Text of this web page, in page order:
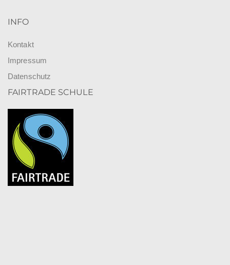
INFO
Kontakt
Impressum
Datenschutz
FAIRTRADE SCHULE